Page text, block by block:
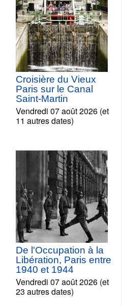
Croisière du Vieux
Paris sur le Canal
Saint-Martin
Vendredi 07 août 2026 (et
11 autres dates)
De l'Occupation à la
Libération, Paris entre
1940 et 1944
Vendredi 07 août 2026 (et
23 autres dates)